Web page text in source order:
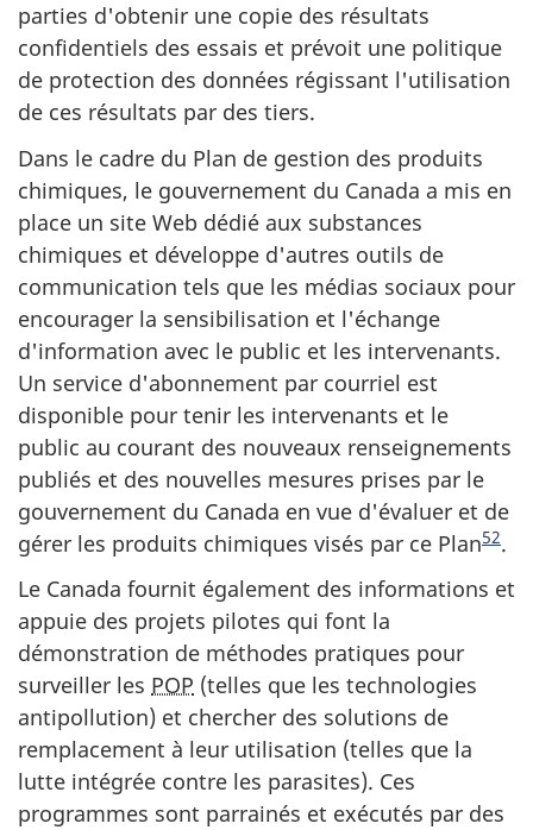
parties d'obtenir une copie des résultats
confidentiels des essais et prévoit une politique
de protection des données régissant l'utilisation
de ces résultats par des tiers.
Dans le cadre du Plan de gestion des produits
chimiques, le gouvernement du Canada a mis en
place un site Web dédié aux substances
chimiques et développe d'autres outils de
communication tels que les médias sociaux pour
encourager la sensibilisation et l'échange
d'information avec le public et les intervenants.
Un service d'abonnement par courriel est
disponible pour tenir les intervenants et le
public au courant des nouveaux renseignements
publiés et des nouvelles mesures prises par le
gouvernement du Canada en vue d'évaluer et de
gérer les produits chimiques visés par ce Plan52.
Le Canada fournit également des informations et
appuie des projets pilotes qui font la
démonstration de méthodes pratiques pour
surveiller les POP (telles que les technologies
antipollution) et chercher des solutions de
remplacement à leur utilisation (telles que la
lutte intégrée contre les parasites). Ces
programmes sont parrainés et exécutés par des